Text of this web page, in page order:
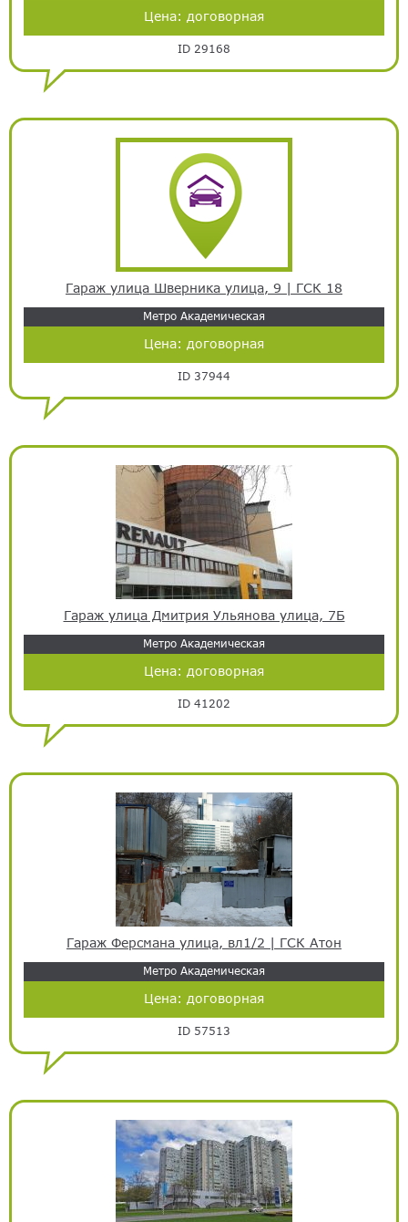
Цена: договорная
ID 29168
Гараж улица Шверника улица, 9 | ГСК 18
Метро Академическая
Цена: договорная
ID 37944
Гараж улица Дмитрия Ульянова улица, 7Б
Метро Академическая
Цена: договорная
ID 41202
Гараж Ферсмана улица, вл1/2 | ГСК Атон
Метро Академическая
Цена: договорная
ID 57513